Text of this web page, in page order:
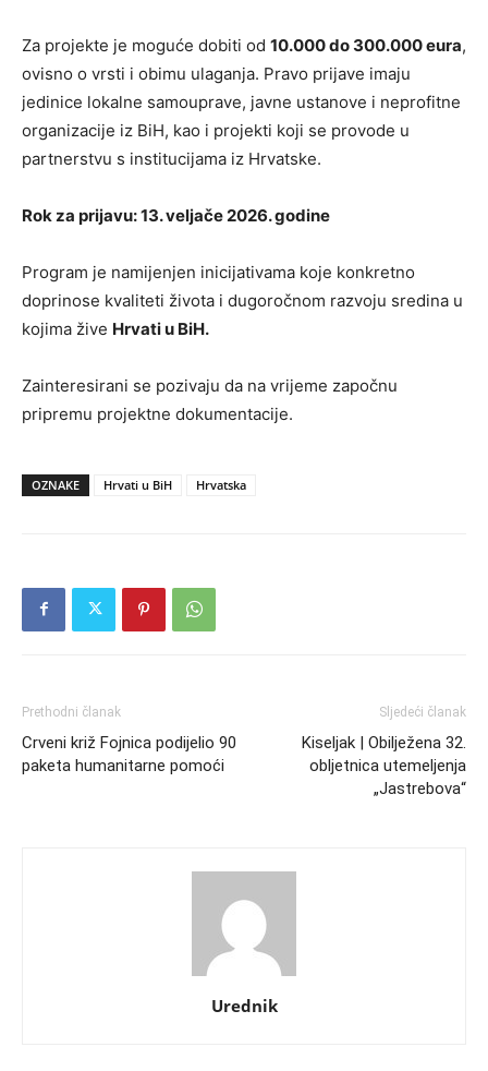
Za projekte je moguće dobiti od 10.000 do 300.000 eura,
ovisno o vrsti i obimu ulaganja. Pravo prijave imaju
jedinice lokalne samouprave, javne ustanove i neprofitne
organizacije iz BiH, kao i projekti koji se provode u
partnerstvu s institucijama iz Hrvatske.
Rok za prijavu: 13. veljače 2026. godine
Program je namijenjen inicijativama koje konkretno
doprinose kvaliteti života i dugoročnom razvoju sredina u
kojima žive Hrvati u BiH.
Zainteresirani se pozivaju da na vrijeme započnu
pripremu projektne dokumentacije.
OZNAKE Hrvati u BiH Hrvatska
Prethodni članak
Crveni križ Fojnica podijelio 90
paketa humanitarne pomoći
Sljedeći članak
Kiseljak | Obilježena 32.
obljetnica utemeljenja
„Jastrebova“
Urednik